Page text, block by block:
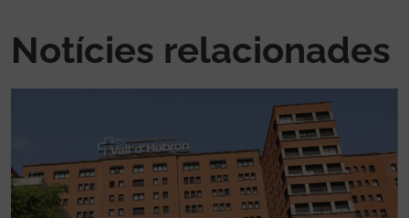
Notícies relacionades